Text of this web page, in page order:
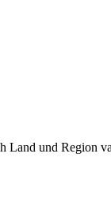
und Region